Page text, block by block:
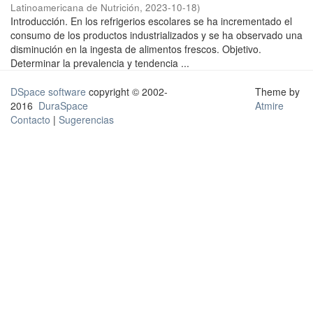
Latinoamericana de Nutrición, 2023-10-18)
Introducción. En los refrigerios escolares se ha incrementado el
consumo de los productos industrializados y se ha observado una
disminución en la ingesta de alimentos frescos. Objetivo.
Determinar la prevalencia y tendencia ...
DSpace software copyright © 2002-
2016 DuraSpace
Contacto | Sugerencias
Theme by
Atmire